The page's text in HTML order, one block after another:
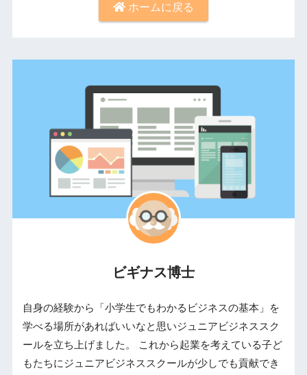
ホームに戻る
ビギナス博士
自身の経験から「小学生でもわかるビジネスの基本」を
学べる場所があればいいなと思いジュニアビジネススク
ールを立ち上げました。 これから起業を考えている子ど
もたちにジュニアビジネススクールが少しでも貢献でき